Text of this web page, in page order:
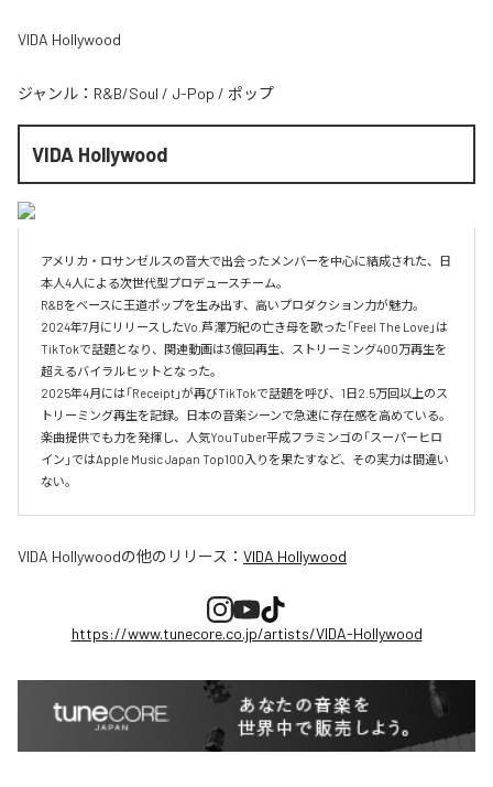
VIDA Hollywood
ジャンル： R&B/Soul / J-Pop / ポップ
VIDA Hollywood
アメリカ・ロサンゼルスの音大で出会ったメンバーを中心に結成された、日
本人4人による次世代型プロデュースチーム。
R&Bをベースに王道ポップを生み出す、高いプロダクション力が魅力。
2024年7月にリリースしたVo.芦澤万紀の亡き母を歌った「Feel The Love」は
TikTokで話題となり、関連動画は3億回再生、ストリーミング400万再生を
超えるバイラルヒットとなった。
2025年4月には「Receipt」が再びTikTokで話題を呼び、1日2.5万回以上のス
トリーミング再生を記録。日本の音楽シーンで急速に存在感を高めている。
楽曲提供でも力を発揮し、人気YouTuber平成フラミンゴの「スーパーヒロ
イン」ではApple Music Japan Top100入りを果たすなど、その実力は間違い
ない。
VIDA Hollywoodの他のリリース： VIDA Hollywood
https://www.tunecore.co.jp/artists/VIDA-Hollywood